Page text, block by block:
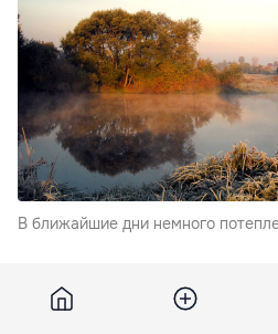
В ближайшие дни немного
В Бричанах воздух